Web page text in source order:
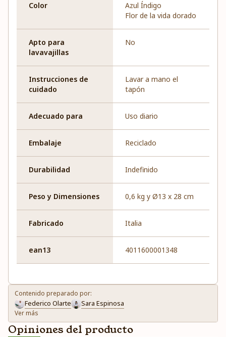
Color
Azul Índigo
Flor de la vida dorado
Apto para
lavavajillas
No
Instrucciones de
cuidado
Lavar a mano el
tapón
Adecuado para Uso diario
Embalaje Reciclado
Durabilidad Indefinido
Peso y Dimensiones 0,6 kg y Ø13 x 28 cm
Fabricado Italia
ean13 4011600001348
Contenido preparado por:
Federico Olarte Sara Espinosa
Ver más
Opiniones del producto